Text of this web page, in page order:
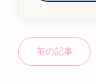
前の記事